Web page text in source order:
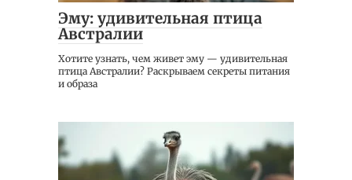
Эму: удивительная птица
Австралии
Хотите узнать, чем живет эму — удивительная
птица Австралии? Раскрываем секреты питания
и образа